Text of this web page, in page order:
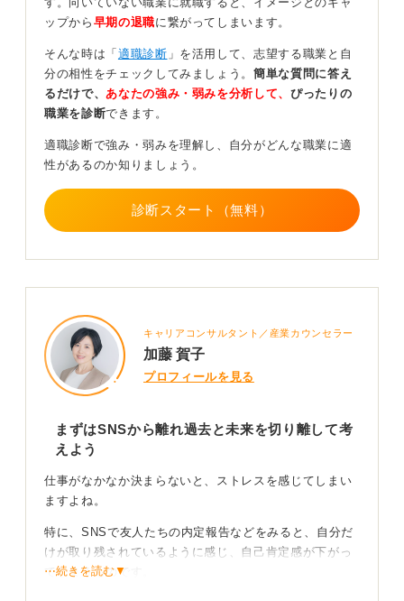
め！
一人で悩みを抱え込まず、大学のキャリアセンターや信
頼できる人に現状を相談することも、精神的な負担を軽
減し、客観的な視点を得るために非常に重要です。
的なアドバイスや、時には精神的なサポート、さらには
新たな求人情報の提供もしてくれる可能性があります。
また、大学4年生で状況が長引いているのであれば、就職
エージェントに登録し、大学のサポートと併用して、非
ップから 早期の退職に繋がってしまいます。
そんな時は「 適職診断 」を活用して、志望する職業と自
分の相性をチェックしてみましょう。簡単な質問に答え
るだけで、 あなたの強み・弱みを分析して、 ぴったりの
職業を診断できます。
適職診断で強み・弱みを理解し、自分がどんな職業に適
性があるのか知りましょう。
診断スタート（無料）
キャリアコンサルタント／産業カウンセラー
加藤 賀子
プロフィールを見る
まずはSNSから離れ過去と未来を切り離して考
えよう
仕事がなかなか決まらないと、ストレスを感じてしまい
ますよね。
特に、SNSで友人たちの内定報告などをみると、自分だ
けが取り残されているように感じ、自己肯定感が下がっ
てしまうものです。
⋯続きを読む▼